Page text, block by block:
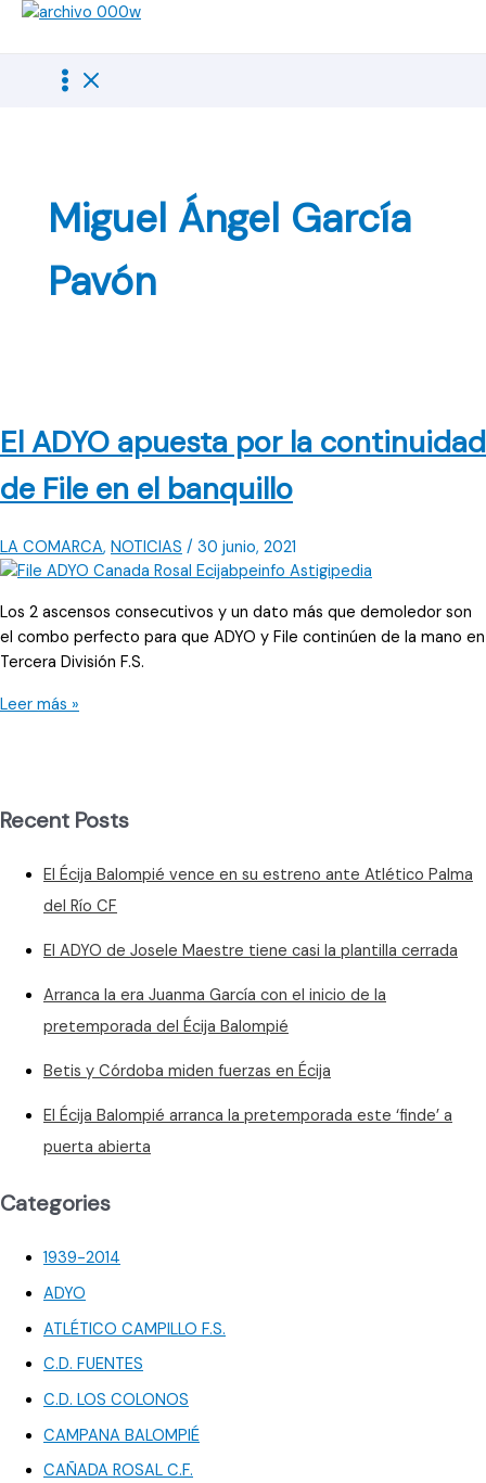
Miguel Ángel García
Pavón
El ADYO apuesta por la continuidad
de File en el banquillo
LA COMARCA, NOTICIAS / 30 junio, 2021
Los 2 ascensos consecutivos y un dato más que demoledor son
el combo perfecto para que ADYO y File continúen de la mano en
Tercera División F.S.
El
continuidad
banquillo
Leer más »
Recent Posts
El Écija Balompié vence en su estreno ante Atlético Palma
del Río CF
El ADYO de Josele Maestre tiene casi la plantilla cerrada
Arranca la era Juanma García con el inicio de la
pretemporada del Écija Balompié
Betis y Córdoba miden fuerzas en Écija
El Écija Balompié arranca la pretemporada este ‘finde’ a
puerta abierta
Categories
1939-2014
ADYO
ATLÉTICO CAMPILLO F.S.
C.D. FUENTES
C.D. LOS COLONOS
CAMPANA BALOMPIÉ
CAÑADA ROSAL C.F.